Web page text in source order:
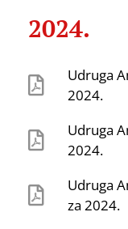
2024.
Udruga
2024.
Udruga
2024.
Udruga
za 2024.